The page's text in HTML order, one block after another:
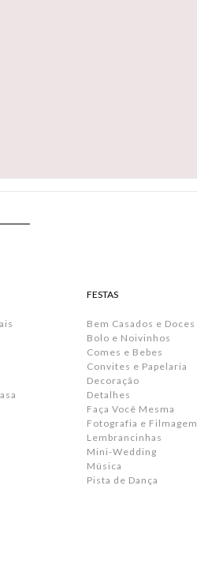
FESTAS
Bem Casados e Doces
Bolo e Noivinhos
Comes e Bebes
Convites e Papelaria
Decoração
Detalhes
Faça Você Mesma
Fotografia e Filmagem
Lembrancinhas
Mini-Wedding
Música
Pista de Dança